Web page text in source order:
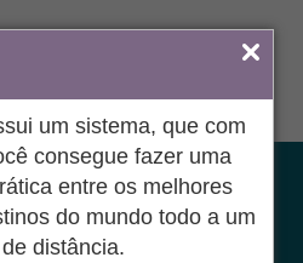
um sistema, que com
consegue fazer uma
entre os melhores
do mundo todo a um
distância.
DO AGENTE
DA